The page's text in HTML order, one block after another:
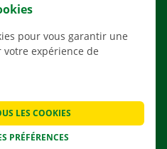
DÉMÉNAGEMENT
pour vous garantir une
expérience de
PRÉFÉRENCES
LES COOKIES